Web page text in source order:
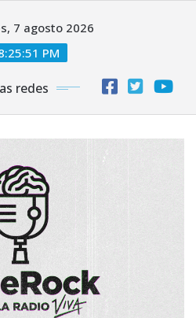
7 agosto 2026
PM
redes